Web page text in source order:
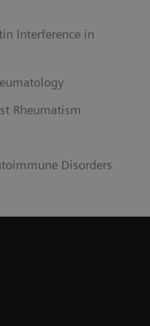
Interference in
Rheumatism
Disorders